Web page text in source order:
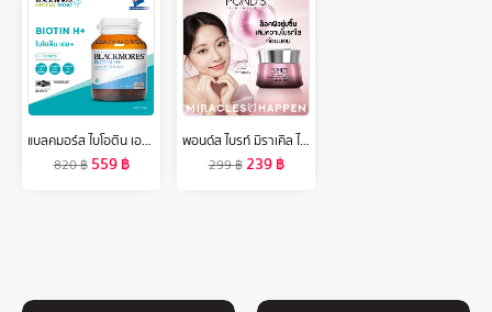
แบลคมอร์ส ไบโอติน เอช+ (60 เม็ด) ผลิตภัณฑ์เสริมอาหาร
820฿ 559฿
พอนด์ส ไบรท์ มิราเคิล ไนท์ ครีม ไนอาซอร์ซินอล 45 ก. ( cream , ครีมบำรุงหน้า , ครีมทาหน้า , ครีมบํารุงผิวหน้า , มอยเจอร์ไรเซอร์ )
299฿239฿